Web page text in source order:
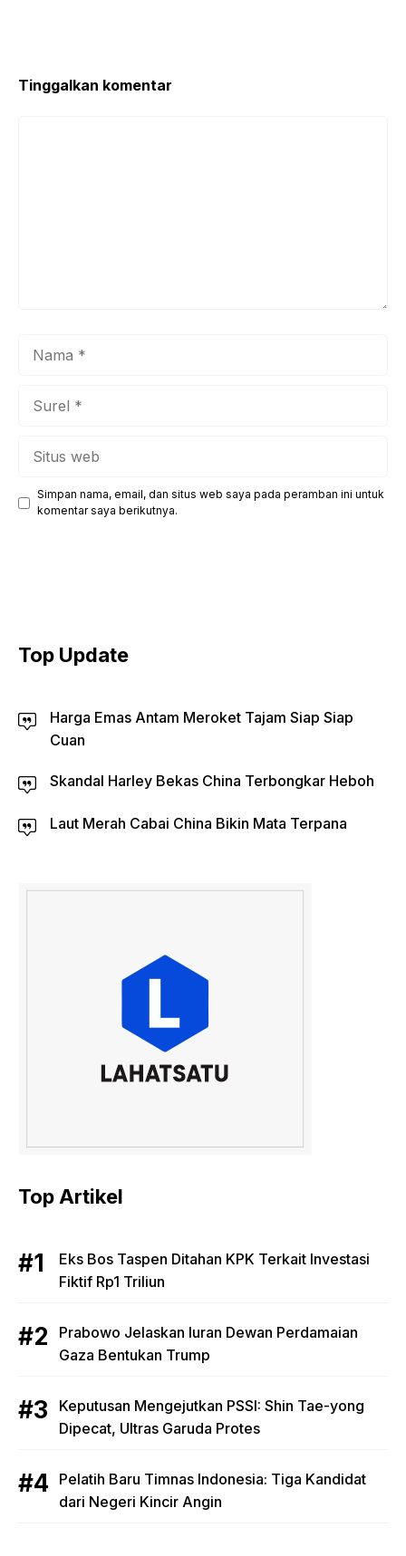
Tinggalkan komentar
Simpan nama, email, dan situs web saya pada peramban ini untuk
komentar saya berikutnya.
Top Update
Harga Emas Antam Meroket Tajam Siap Siap
Cuan
Skandal Harley Bekas China Terbongkar Heboh
Laut Merah Cabai China Bikin Mata Terpana
Top Artikel
Eks Bos Taspen Ditahan KPK Terkait Investasi
Fiktif Rp1 Triliun
Prabowo Jelaskan Iuran Dewan Perdamaian
Gaza Bentukan Trump
Keputusan Mengejutkan PSSI: Shin Tae-yong
Dipecat, Ultras Garuda Protes
Pelatih Baru Timnas Indonesia: Tiga Kandidat
dari Negeri Kincir Angin